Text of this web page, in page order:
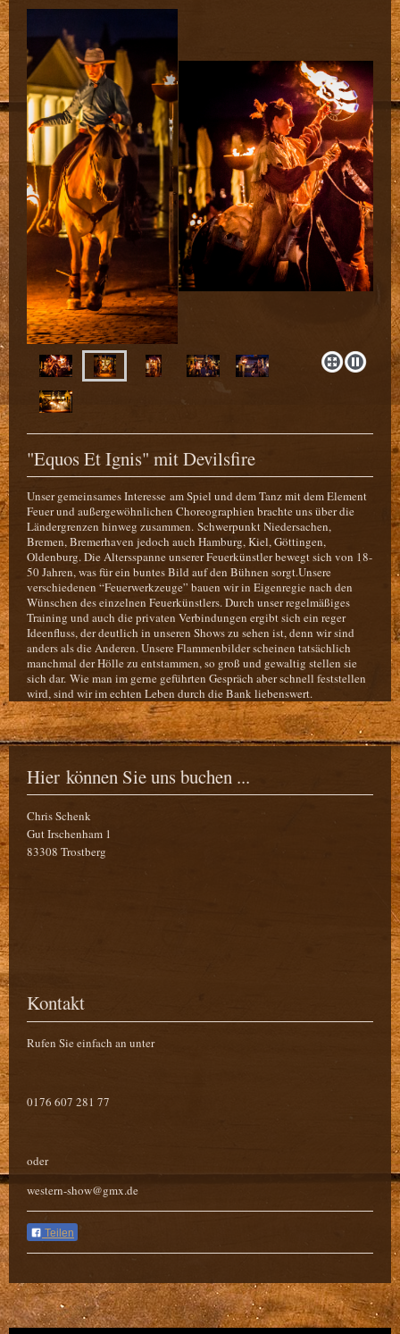
"Equos Et Ignis" mit Devilsfire
Unser gemeinsames Interesse am Spiel und dem Tanz mit dem Element
Feuer und außergewöhnlichen Choreographien brachte uns über die
Ländergrenzen hinweg zusammen. Schwerpunkt Niedersachen,
Bremen, Bremerhaven jedoch auch Hamburg, Kiel, Göttingen,
Oldenburg. Die Altersspanne unserer Feuerkünstler bewegt sich von 18-
50 Jahren, was für ein buntes Bild auf den Bühnen sorgt.Unsere
verschiedenen “Feuerwerkzeuge” bauen wir in Eigenregie nach den
Wünschen des einzelnen Feuerkünstlers. Durch unser regelmäßiges
Training und auch die privaten Verbindungen ergibt sich ein reger
Ideenfluss, der deutlich in unseren Shows zu sehen ist, denn wir sind
anders als die Anderen. Unsere Flammenbilder scheinen tatsächlich
manchmal der Hölle zu entstammen, so groß und gewaltig stellen sie
sich dar. Wie man im gerne geführten Gespräch aber schnell feststellen
wird, sind wir im echten Leben durch die Bank liebenswert.
Hier können Sie uns buchen ...
Chris Schenk
Gut Irschenham 1
83308 Trostberg
Kontakt
Rufen Sie einfach an unter
0176 607 281 77
oder
western-show@gmx.de
Teilen